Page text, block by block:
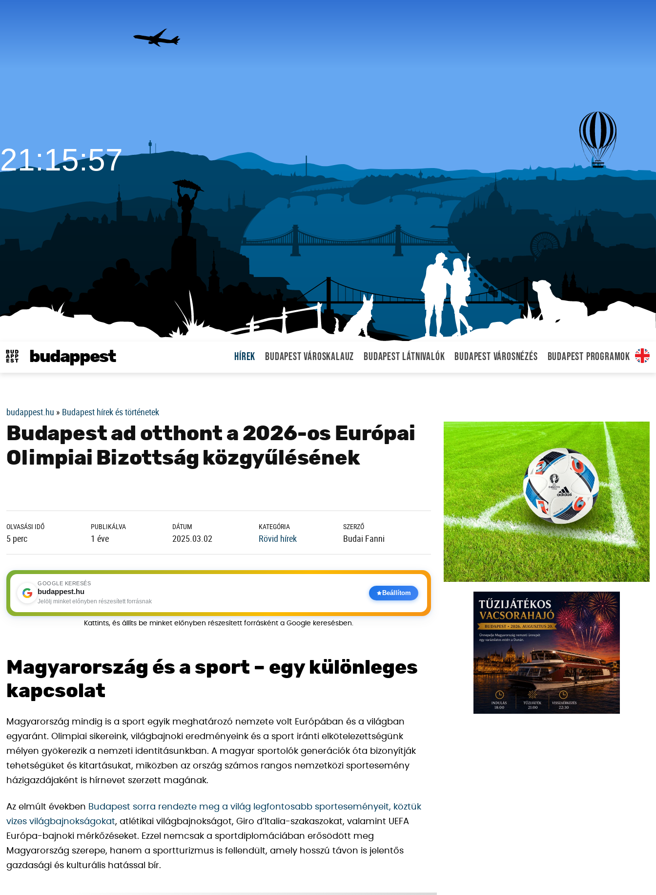
budappest Hírek Budapest városkalauz Budapest látnivalók Budapest városnézés Budapest programok
21:15:58
budappest.hu » Budapest hírek és történetek
Budapest ad otthont a 2026-os Európai
Olimpiai Bizottság közgyűlésének
OLVASÁSI IDŐ
5 perc
PUBLIKÁLVA
1 éve
DÁTUM
2025.03.02
KATEGÓRIA
Rövid hírek
SZERZŐ
Budai Fanni
GOOGLE KERESÉS
budappest.hu
Jelölj minket előnyben részesített forrásnak
Beállítom
Kattints, és állíts be minket előnyben részesített forrásként a Google keresésben.
Magyarország és a sport – egy különleges
kapcsolat
Magyarország mindig is a sport egyik meghatározó nemzete volt Európában és a világban
egyaránt. Olimpiai sikereink, világbajnoki eredményeink és a sport iránti elkötelezettségünk
mélyen gyökerezik a nemzeti identitásunkban. A magyar sportolók generációk óta bizonyítják
tehetségüket és kitartásukat, miközben az ország számos rangos nemzetközi sportesemény
házigazdájaként is hírnevet szerzett magának.
Az elmúlt években Budapest sorra rendezte meg a világ legfontosabb sporteseményeit, köztük
vizes világbajnokságokat, atlétikai világbajnokságot, Giro d’Italia-szakaszokat, valamint UEFA
Európa-bajnoki mérkőzéseket. Ezzel nemcsak a sportdiplomáciában erősödött meg
Magyarország szerepe, hanem a sportturizmus is fellendült, amely hosszú távon is jelentős
gazdasági és kulturális hatással bír.